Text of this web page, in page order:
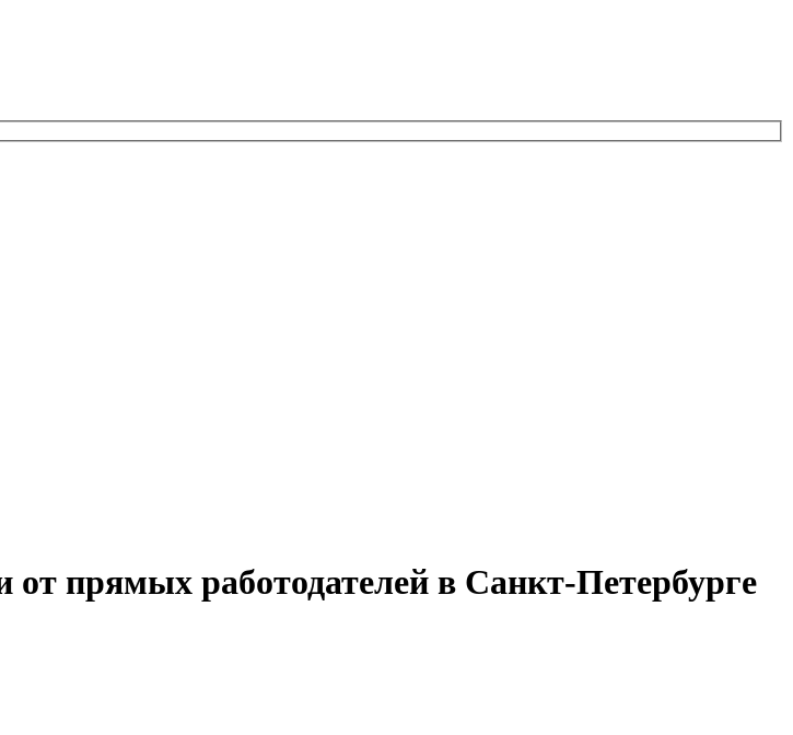
от прямых работодателей в Санкт-Петербурге